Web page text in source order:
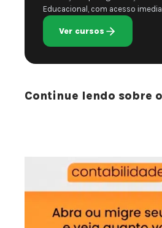
Educacional, com acesso
Ver cursos
Continue lendo sobre